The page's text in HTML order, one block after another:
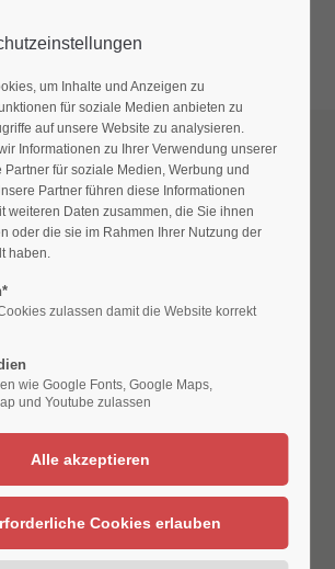
um Inhalte und Anzeigen zu
für soziale Medien anbieten zu
auf unsere Website zu analysieren.
Informationen zu Ihrer Verwendung unserer
Partner für soziale Medien, Werbung und
Partner führen diese Informationen
weiteren Daten zusammen, die Sie ihnen
oder die sie im Rahmen Ihrer Nutzung der
haben.
zulassen damit die Website korrekt
wie Google Fonts, Google Maps,
und Youtube zulassen